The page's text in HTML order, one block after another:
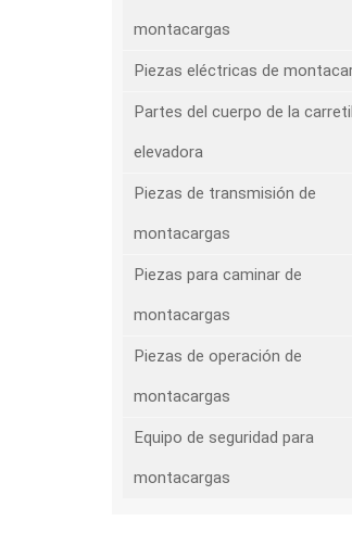
montacargas
Piezas eléctricas de
Partes del cuerpo de la
elevadora
Piezas de transmisión de
montacargas
Piezas para caminar de
montacargas
Piezas de operación de
montacargas
Equipo de seguridad para
montacargas